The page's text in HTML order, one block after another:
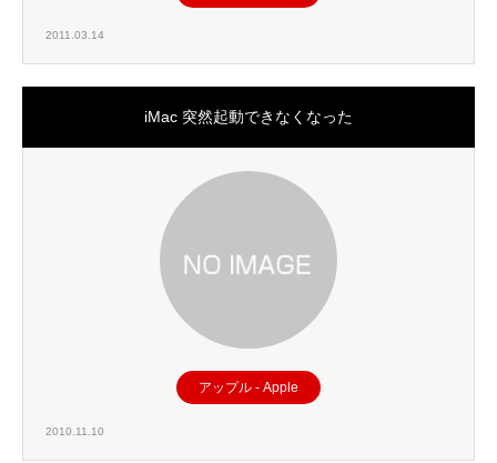
2011.03.14
iMac 突然起動できなくなった
アップル - Apple
2010.11.10